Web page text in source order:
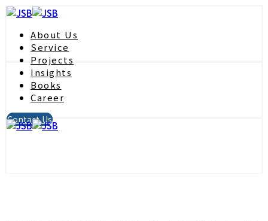
About Us
Service
Projects
Insights
Books
Career
Contact Us